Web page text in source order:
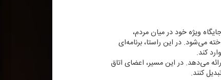
ویژه خود در میان مردم،
می‌شود. در این راستا، برنامه‌ای
كند.
می‌دهد. در این مسیر، اعضای اتاق
كنند.